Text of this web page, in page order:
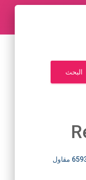
البحث
فني قص خرسانة الكويت 65932555 مقاول